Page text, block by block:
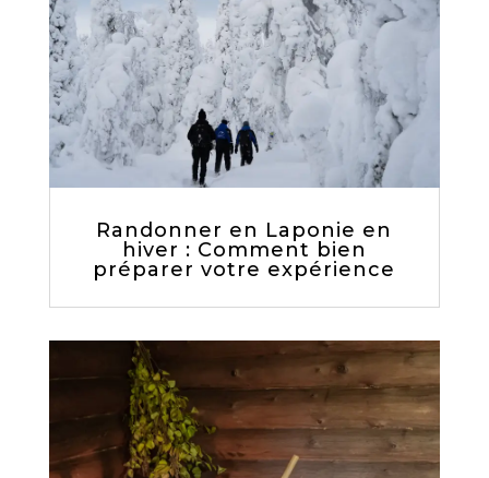
Randonner en Laponie en
hiver : Comment bien
préparer votre expérience